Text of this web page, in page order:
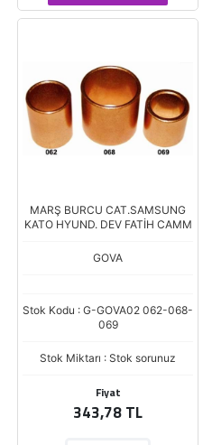
MARŞ BURCU CAT.SAMSUNG
KATO HYUND. DEV FATİH CAMM
GOVA
Stok Kodu : G-GOVA02 062-068-
069
Stok Miktarı : Stok sorunuz
Fiyat
343,78 TL